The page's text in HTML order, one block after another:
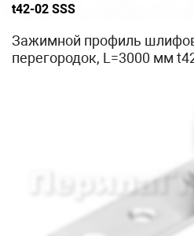
t42-02 SSS
Зажимной профиль
перегородок, L=3000 мм